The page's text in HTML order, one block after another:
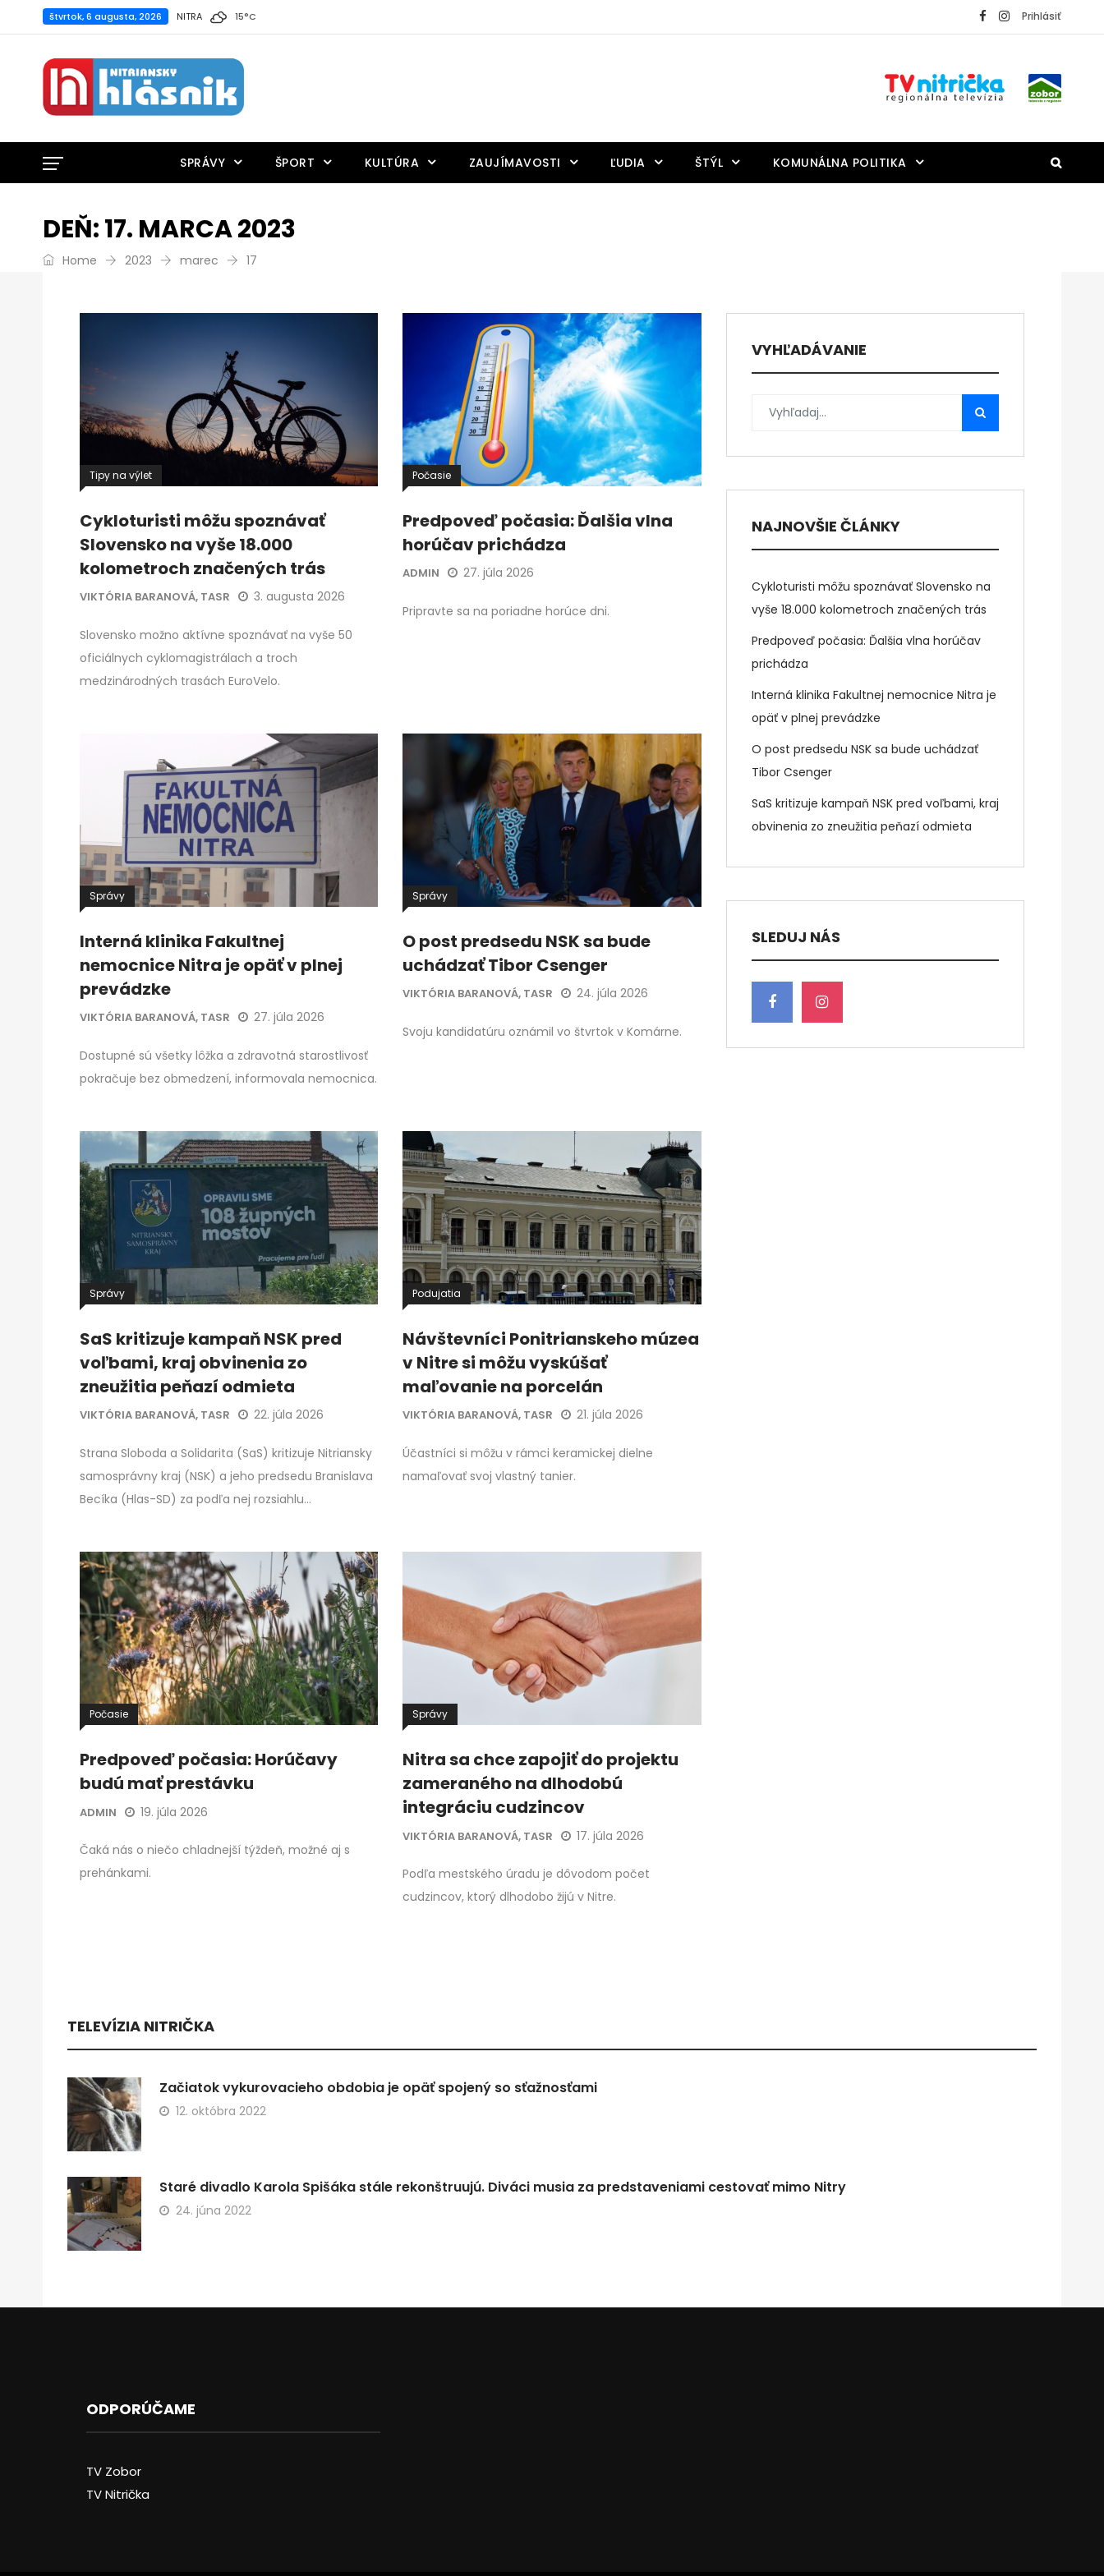
štvrtok, 6 augusta, 2026 NITRA 15°C Prihlásiť
SPRÁVY ŠPORT KULTÚRA ZAUJÍMAVOSTI ĽUDIA ŠTÝL KOMUNÁLNA POLITIKA
DEŇ:17. MARCA 2023
Home 2023 marec 17
Tipy na výlet
Cykloturisti môžu spoznávať
Slovensko na vyše 18.000
kolometroch značených trás
VIKTÓRIA BARANOVÁ, TASR 3. augusta 2026
Slovensko možno aktívne spoznávať na vyše 50
oficiálnych cyklomagistrálach a troch
medzinárodných trasách EuroVelo.
Počasie
Predpoveď počasia: Ďalšia vlna
horúčav prichádza
ADMIN 27. júla 2026
Pripravte sa na poriadne horúce dni.
Správy
Interná klinika Fakultnej
nemocnice Nitra je opäť v plnej
prevádzke
VIKTÓRIA BARANOVÁ, TASR 27. júla 2026
Dostupné sú všetky lôžka a zdravotná starostlivosť
pokračuje bez obmedzení, informovala nemocnica.
Správy
O post predsedu NSK sa bude
uchádzať Tibor Csenger
VIKTÓRIA BARANOVÁ, TASR 24. júla 2026
Svoju kandidatúru oznámil vo štvrtok v Komárne.
Správy
SaS kritizuje kampaň NSK pred
voľbami, kraj obvinenia zo
zneužitia peňazí odmieta
VIKTÓRIA BARANOVÁ, TASR 22. júla 2026
Strana Sloboda a Solidarita (SaS) kritizuje Nitriansky
samosprávny kraj (NSK) a jeho predsedu Branislava
Becíka (Hlas-SD) za podľa nej rozsiahlu…
Podujatia
Návštevníci Ponitrianskeho múzea
v Nitre si môžu vyskúšať
maľovanie na porcelán
VIKTÓRIA BARANOVÁ, TASR 21. júla 2026
Účastníci si môžu v rámci keramickej dielne
namaľovať svoj vlastný tanier.
Počasie
Predpoveď počasia: Horúčavy
budú mať prestávku
ADMIN 19. júla 2026
Čaká nás o niečo chladnejší týždeň, možné aj s
prehánkami.
Správy
Nitra sa chce zapojiť do projektu
zameraného na dlhodobú
integráciu cudzincov
VIKTÓRIA BARANOVÁ, TASR 17. júla 2026
Podľa mestského úradu je dôvodom počet
cudzincov, ktorý dlhodobo žijú v Nitre.
VYHĽADÁVANIE
NAJNOVŠIE ČLÁNKY
Cykloturisti môžu spoznávať Slovensko na
vyše 18.000 kolometroch značených trás
Predpoveď počasia: Ďalšia vlna horúčav
prichádza
Interná klinika Fakultnej nemocnice Nitra je
opäť v plnej prevádzke
O post predsedu NSK sa bude uchádzať
Tibor Csenger
SaS kritizuje kampaň NSK pred voľbami, kraj
obvinenia zo zneužitia peňazí odmieta
SLEDUJ NÁS
TELEVÍZIA NITRIČKA
Začiatok vykurovacieho obdobia je opäť spojený so sťažnosťami
12. októbra 2022
Staré divadlo Karola Spišáka stále rekonštruujú. Diváci musia za predstaveniami cestovať mimo Nitry
24. júna 2022
ODPORÚČAME
TV Zobor
TV Nitrička